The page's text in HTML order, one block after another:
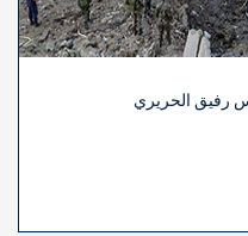
رفيق الحريري